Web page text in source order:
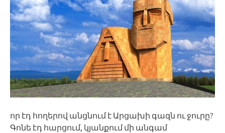
որ էդ հողերով անցնում է Արցախի գազն ու ջուրը?
Գոնե էդ հարցում, կյանքում մի անգամ